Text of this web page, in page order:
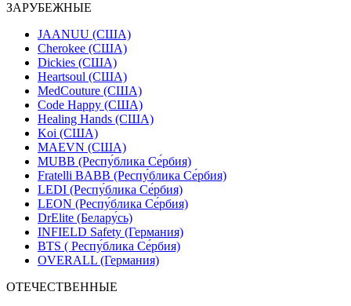
ЗАРУБЕЖНЫЕ
JAANUU (США)
Cherokee (США)
Dickies (США)
Heartsoul (США)
MedCouture (США)
Code Happy (США)
Healing Hands (США)
Koi (США)
MAEVN (США)
MUBB (Респу́блика Се́рбия)
Fratelli BABB (Респу́блика Се́рбия)
LEDI (Респу́блика Се́рбия)
LEON (Респу́блика Се́рбия)
DrElite (Белару́сь)
INFIELD Safety (Германия)
BTS ( Респу́блика Се́рбия)
OVERALL (Германия)
ОТЕЧЕСТВЕННЫЕ